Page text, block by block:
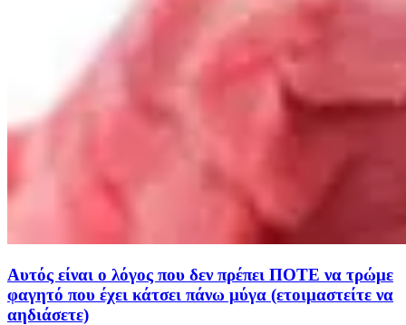
Αυτός είναι ο λόγος που δεν πρέπει ΠΟΤΕ να τρώμε
φαγητό που έχει κάτσει πάνω μύγα (ετοιμαστείτε να
αηδιάσετε)